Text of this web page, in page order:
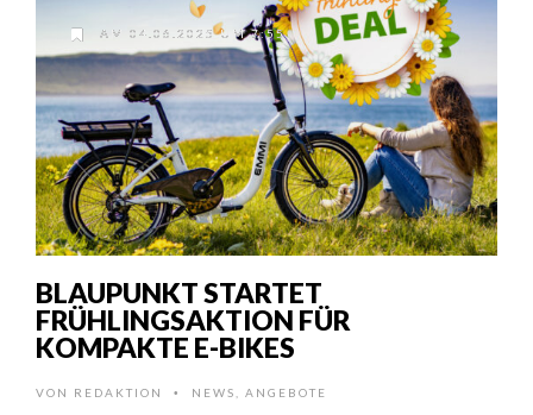
AM 04.06.2025 UM 7:55
BLAUPUNKT STARTET
FRÜHLINGSAKTION FÜR
KOMPAKTE E-BIKES
VON REDAKTION • NEWS ANGEBOTE